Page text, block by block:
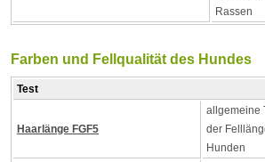
Rassen
Farben und Fellqualität des Hundes
Test
Haarlänge FGF5
allgemeine
der
Hunden